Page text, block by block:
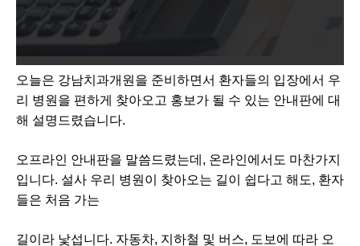
오늘은 강남치과개원을 준비하면서 환자들의 입장에서 우
리 병원을 편하게 찾아오고 홍보가 될 수 있는 안내판에 대
해 설명드렸습니다.
오프라인 안내판을 말씀드렸는데, 온라인에서도 마찬가지
입니다. 설사 우리 병원이 찾아오는 길이 쉽다고 해도, 환자
들은 처음 가는
길이라 낯섭니다. 자동차, 지하철 및 버스, 도보에 따라 오